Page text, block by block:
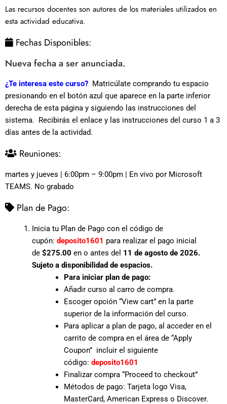
Las recursos docentes son autores de los materiales utilizados en
esta actividad educativa.
Fechas Disponibles:
Nueva fecha a ser anunciada.
¿Te interesa este curso? Matricúlate comprando tu espacio
presionando en el botón azul que aparece en la parte inferior
derecha de esta página y siguiendo las instrucciones del
sistema. Recibirás el enlace y las instrucciones del curso 1 a 3
días antes de la actividad.
Reuniones:
martes y jueves | 6:00pm – 9:00pm | En vivo por Microsoft
TEAMS. No grabado
Plan de Pago:
Inicia tu Plan de Pago con el código de
cupón:deposito1601 para realizar el pago inicial
de$275.00 en o antes del 11 de agosto de 2026.
Sujeto a disponibilidad de espacios.
Para iniciar plan de pago:
Añadir curso al carro de compra.
Escoger opción “View cart” en la parte
superior de la información del curso.
Para aplicar a plan de pago, al acceder en el
carrito de compra en el área de “Apply
Coupon” incluir el siguiente
código: deposito1601
Finalizar compra “Proceed to checkout”
Métodos de pago: Tarjeta logo Visa,
MasterCard, American Express o Discover.